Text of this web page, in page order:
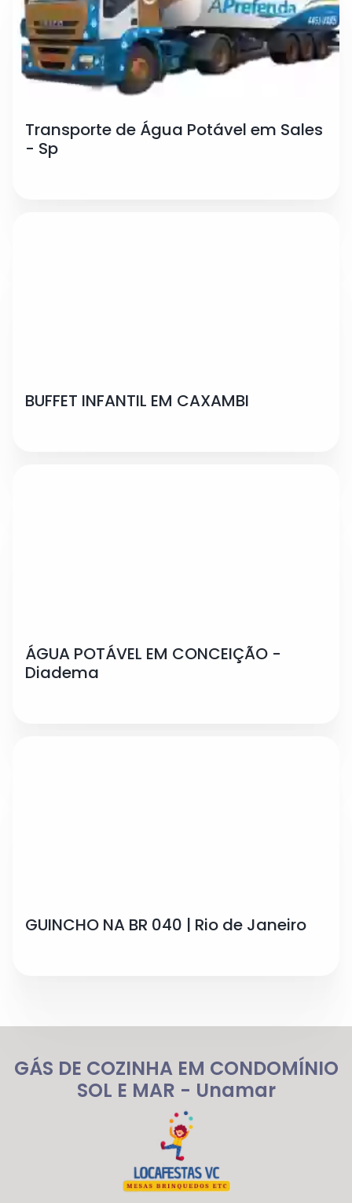
Transporte de Água Potável em Sales
- Sp
BUFFET INFANTIL EM CAXAMBI
ÁGUA POTÁVEL EM CONCEIÇÃO -
Diadema
GUINCHO NA BR 040 | Rio de Janeiro
GÁS DE COZINHA EM CONDOMÍNIO
SOL E MAR - Unamar